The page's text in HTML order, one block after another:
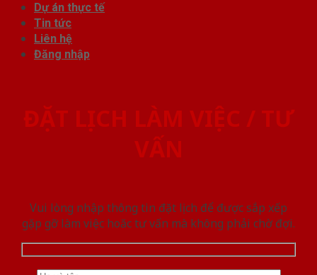
Dự án thực tế
Tin tức
Liên hệ
Đăng nhập
ĐẶT LỊCH LÀM VIỆC / TƯ
VẤN
Vui lòng nhập thông tin đặt lịch để được sắp xếp
gặp gỡ làm việc hoăc tư vấn mà không phải chờ đợi.